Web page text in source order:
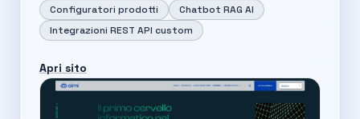
Configuratori prodotti
Chatbot RAG AI
Integrazioni REST API custom
Apri sito